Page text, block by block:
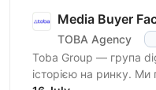
Media Buyer
TOBA Agency
Toba Group — група
історією на ринку. Ми